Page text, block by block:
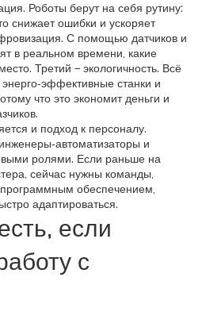
Роботы берут на себя рутину:
снижает ошибки и ускоряет
С помощью датчиков и
в реальном времени, какие
Третий – экологичность. Всё
станки и
что это экономит деньги и
и подход к персоналу.
и
ролями. Если раньше на
сейчас нужны команды,
обеспечением,
адаптироваться.
если
с